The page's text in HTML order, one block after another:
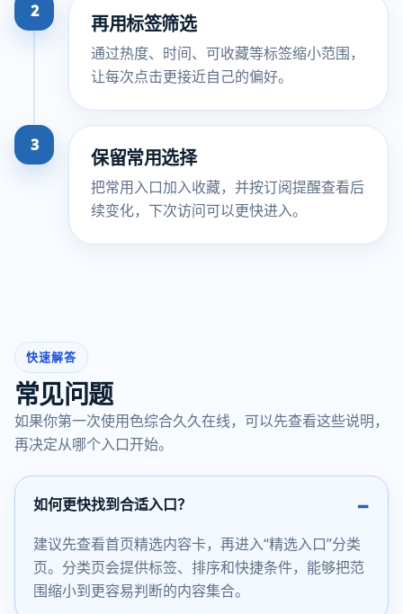
2
再用标签筛选
通过热度、时间、可收藏等标签缩小范围，
让每次点击更接近自己的偏好。
3
保留常用选择
把常用入口加入收藏，并按订阅提醒查看后
续变化，下次访问可以更快进入。
快速解答
常见问题
如果你第一次使用色综合久久在线，可以先查看这些说明，
再决定从哪个入口开始。
如何更快找到合适入口？ −
建议先查看首页精选内容卡，再进入“精选入口”分类
页。分类页会提供标签、排序和快捷条件，能够把范
围缩小到更容易判断的内容集合。